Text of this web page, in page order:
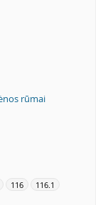
rūmai
116
116.1